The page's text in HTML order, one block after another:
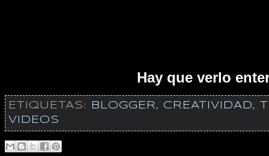
Hay que verlo
ETIQUETAS: BLOGGER, CREATIVIDAD,
VIDEOS